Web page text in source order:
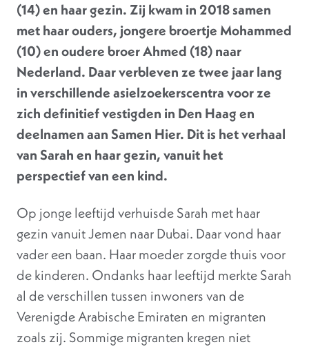
(14) en haar gezin. Zij kwam in 2018 samen
met haar ouders, jongere broertje Mohammed
(10) en oudere broer Ahmed (18) naar
Nederland. Daar verbleven ze twee jaar lang
in verschillende asielzoekerscentra voor ze
zich definitief vestigden in Den Haag en
deelnamen aan Samen Hier. Dit is het verhaal
van Sarah en haar gezin, vanuit het
perspectief van een kind.
Op jonge leeftijd verhuisde Sarah met haar
gezin vanuit Jemen naar Dubai. Daar vond haar
vader een baan. Haar moeder zorgde thuis voor
de kinderen. Ondanks haar leeftijd merkte Sarah
al de verschillen tussen inwoners van de
Verenigde Arabische Emiraten en migranten
zoals zij. Sommige migranten kregen niet